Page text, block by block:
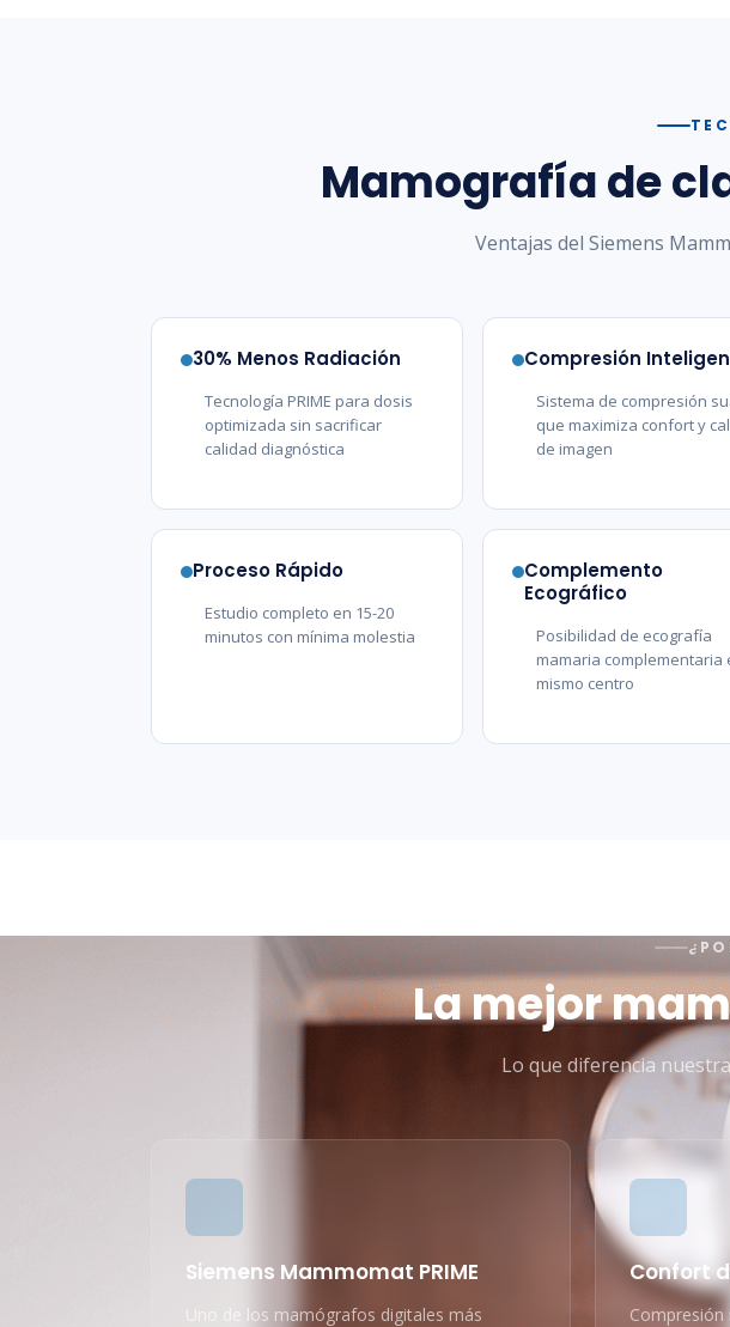
Mamografía de
Ventajas del Siemens
30% Menos Radiación
Tecnología PRIME para dosis
optimizada sin sacrificar
calidad diagnóstica
Compresión
Sistema de compresión
que maximiza confort y
de imagen
Proceso Rápido
Estudio completo en 15-20
minutos con mínima molestia
Complemento
Ecográfico
Posibilidad de ecografía
mamaria complementaria
mismo centro
La mejor
Lo que diferencia
Siemens Mammomat PRIME
Uno de los mamógrafos digitales más
Confort
Compresión